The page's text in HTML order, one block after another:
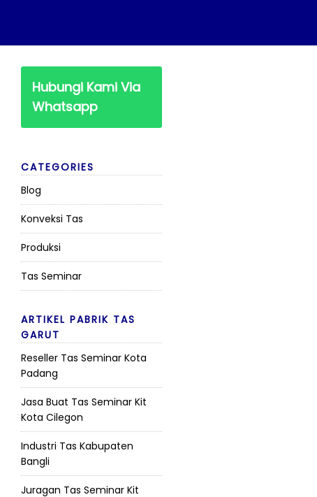
Hubungi Kami Via
Whatsapp
CATEGORIES
Blog
Konveksi Tas
Produksi
Tas Seminar
ARTIKEL PABRIK TAS
GARUT
Reseller Tas Seminar Kota
Padang
Jasa Buat Tas Seminar Kit
Kota Cilegon
Industri Tas Kabupaten
Bangli
Juragan Tas Seminar Kit